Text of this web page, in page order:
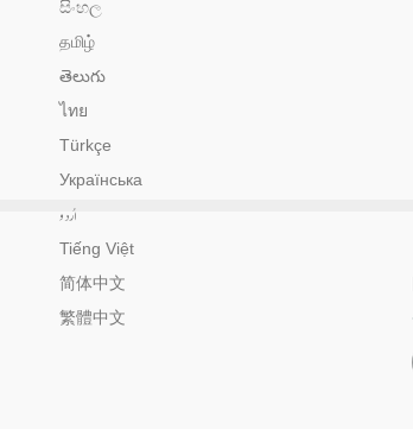
සිංහල
தமிழ்
తెలుగు
ไทย
Türkçe
Українська
اُردو
Tiếng Việt
简体中文
繁體中文